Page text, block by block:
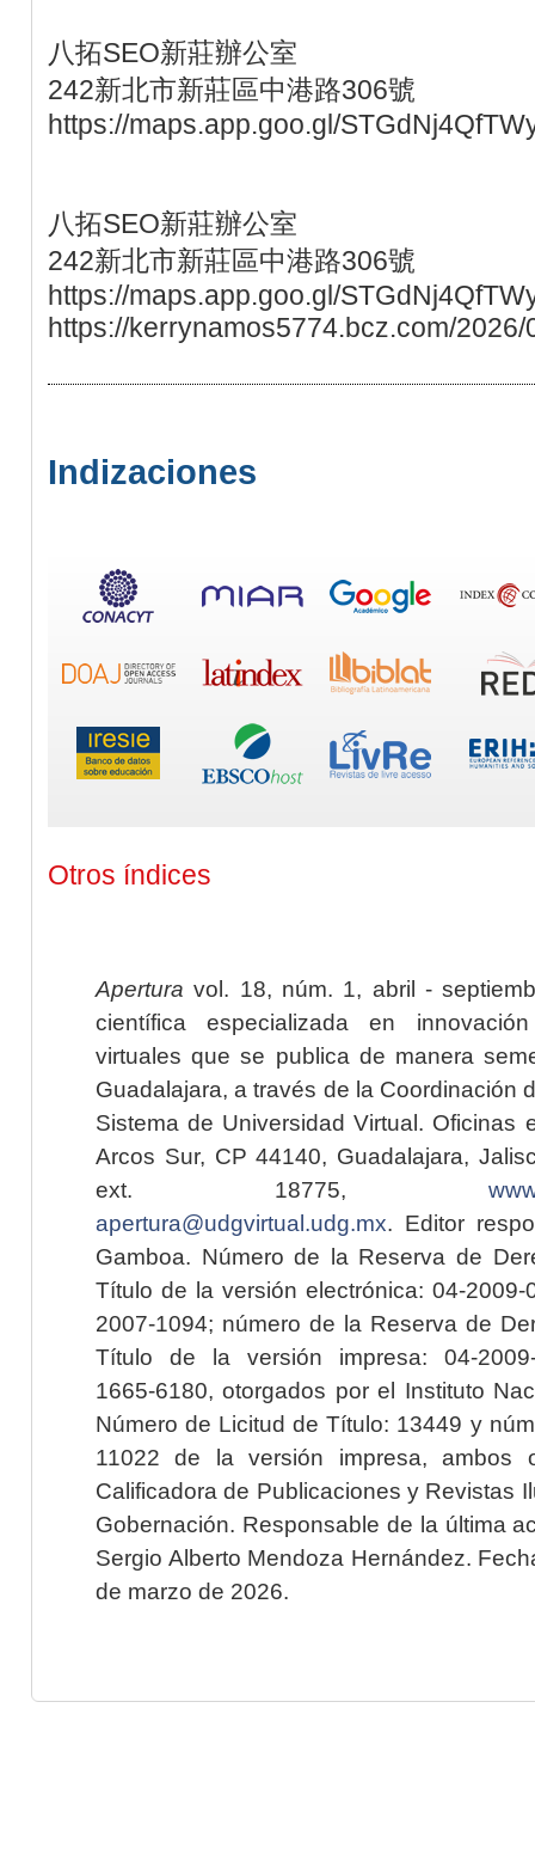
八拓SEO新莊辦公室
242新北市新莊區中港路306號
https://maps.app.goo.gl/
八拓SEO新莊辦公室
242新北市新莊區中港路306號
https://maps.app.goo.gl/
https://kerrynamos5774.bcz.com/2026/
Indizaciones
Otros índices
Apertura vol. 18, núm. 1, abril -
científica especializada en
virtuales que se publica de manera
Guadalajara, a través de la Coordinación
Sistema de Universidad Virtual. Oficinas
Arcos Sur, CP 44140, Guadalajara,
ext. 18775,
apertura@udgvirtual.udg.mx. Editor
Gamboa. Número de la Reserva de
Título de la versión electrónica: 04-2009-
2007-1094; número de la Reserva de
Título de la versión impresa: 04-2009-
1665-6180, otorgados por el Instituto
Número de Licitud de Título: 13449 y
11022 de la versión impresa, ambos
Calificadora de Publicaciones y Revistas
Gobernación. Responsable de la última
Sergio Alberto Mendoza Hernández.
de marzo de 2026.